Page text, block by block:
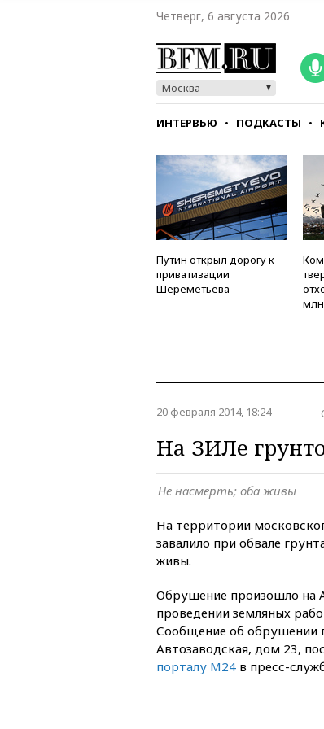
Четверг, 6 августа 2026
Москва
ИНТЕРВЬЮ ПОДКАСТЫ
СТИЛЬ ТЕСТЫ
Путин открыл дорогу к
приватизации
Шереметьева
млн
20 февраля 2014, 18:24
На ЗИЛе
Не насмерть; оба живы
На территории
завалило при обвале
живы.
Обрушение произошло на
проведении земляных
Сообщение об обрушении
Автозаводская, дом 23,
порталу М24 в пресс-